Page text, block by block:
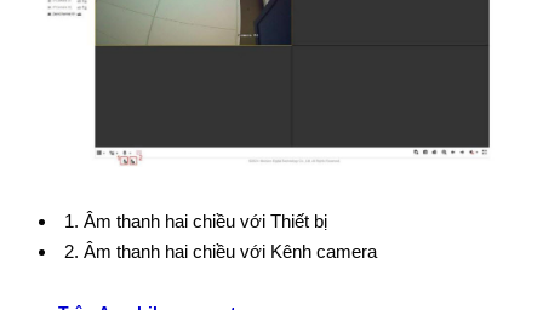
1. Âm thanh hai chiều với Thiết bị
2. Âm thanh hai chiều với Kênh camera